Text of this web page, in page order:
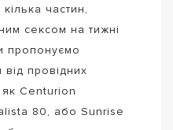
частин,
сексом на тижні
пропонуємо
провідних
як Centurion
80, або Sunrise